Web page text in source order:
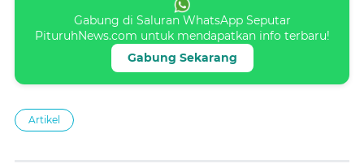
Gabung di Saluran WhatsApp Seputar
PituruhNews.com untuk mendapatkan info terbaru!
Gabung Sekarang
Artikel